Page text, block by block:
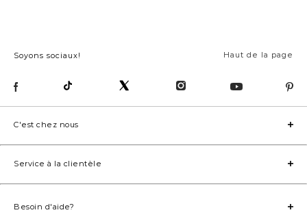
Haut de la page
Soyons sociaux!
C'est chez nous
Service à la clientèle
Besoin d'aide?